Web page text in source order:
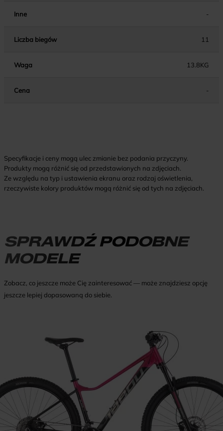
Inne -
Liczba biegów 11
Waga 13.8KG
Cena -
Specyfikacje i ceny mogą ulec zmianie bez podania przyczyny.
Produkty mogą różnić się od przedstawionych na zdjęciach.
Ze względu na typ i ustawienia ekranu oraz rodzaj oświetlenia,
rzeczywiste kolory produktów mogą różnić się od tych na zdjęciach.
SPRAWDŹ PODOBNE
MODELE
Zobacz, co jeszcze może Cię zainteresować — może znajdziesz opcję
jeszcze lepiej dopasowaną do siebie.